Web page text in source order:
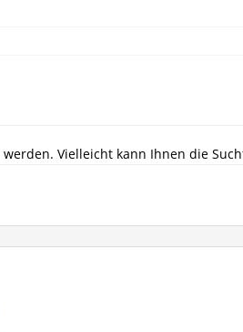
Vielleicht kann Ihnen die